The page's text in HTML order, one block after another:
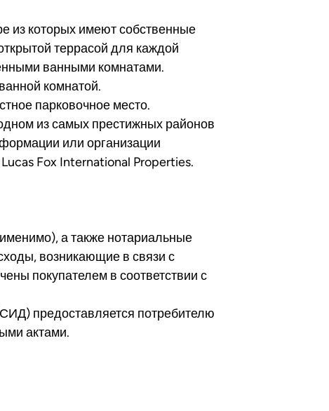
из которых имеют собственные
террасой для каждой
ванными комнатами.
комнатой.
парковочное место.
из самых престижных районов
или организации
Fox International Properties.
а также нотариальные
возникающие в связи с
покупателем в соответствии с
предоставляется потребителю
актами.